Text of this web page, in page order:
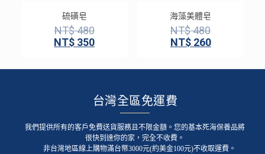
硫磺皂
NT$480
NT$ 350
海藻美體皂
NT$480
NT$260
台灣全區免運費
我們提供所有的客戶免費送貨服務且不限金額。您的基本死海保養品將
很快到達你的家，完全不收費。
非台灣地區線上購物滿台幣3000元(約美金100元)不收取運費。